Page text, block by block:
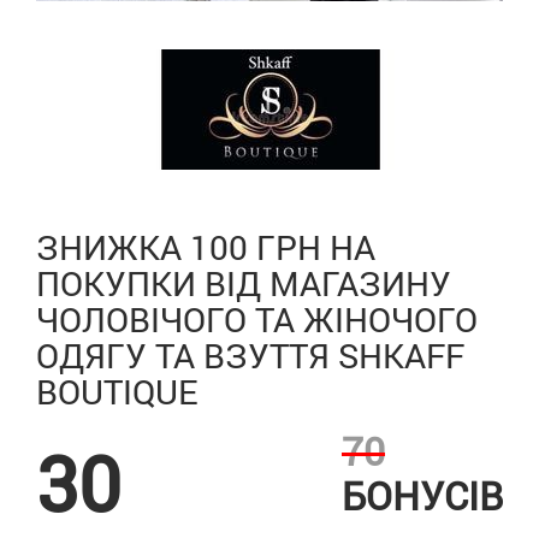
ЗНИЖКА 100 ГРН НА
ПОКУПКИ ВІД МАГАЗИНУ
ЧОЛОВІЧОГО ТА ЖІНОЧОГО
ОДЯГУ ТА ВЗУТТЯ SHKAFF
BOUTIQUE
30
70
БОНУСІВ